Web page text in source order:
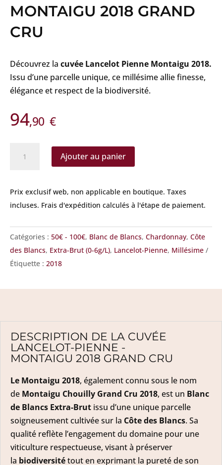
MONTAIGU 2018 GRAND
CRU
Découvrez la cuvée Lancelot Pienne Montaigu 2018.
Issu d’une parcelle unique, ce millésime allie finesse,
élégance et respect de la biodiversité.
94,90 €
Pienne
-
2018
Grand
Cru
Ajouter au panier
Prix exclusif web, non applicable en boutique. Taxes
incluses. Frais d'expédition calculés à l'étape de paiement.
Catégories : 50€ - 100€, Blanc de Blancs, Chardonnay, Côte
des Blancs, Extra-Brut (0-6g/L), Lancelot-Pienne, Millésime
Étiquette : 2018
DESCRIPTION DE LA CUVÉE
LANCELOT-PIENNE -
MONTAIGU 2018 GRAND CRU
Le Montaigu 2018, également connu sous le nom
de Montaigu Chouilly Grand Cru 2018, est un Blanc
de Blancs Extra-Brut issu d’une unique parcelle
soigneusement cultivée sur la Côte des Blancs. Sa
qualité reflète l’engagement du domaine pour une
viticulture respectueuse, visant à préserver
la biodiversitétout en exprimant la pureté de son